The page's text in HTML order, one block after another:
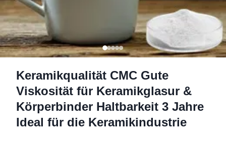
Keramikqualität CMC Gute
Viskosität für Keramikglasur &
Körperbinder Haltbarkeit 3 Jahre
Ideal für die Keramikindustrie